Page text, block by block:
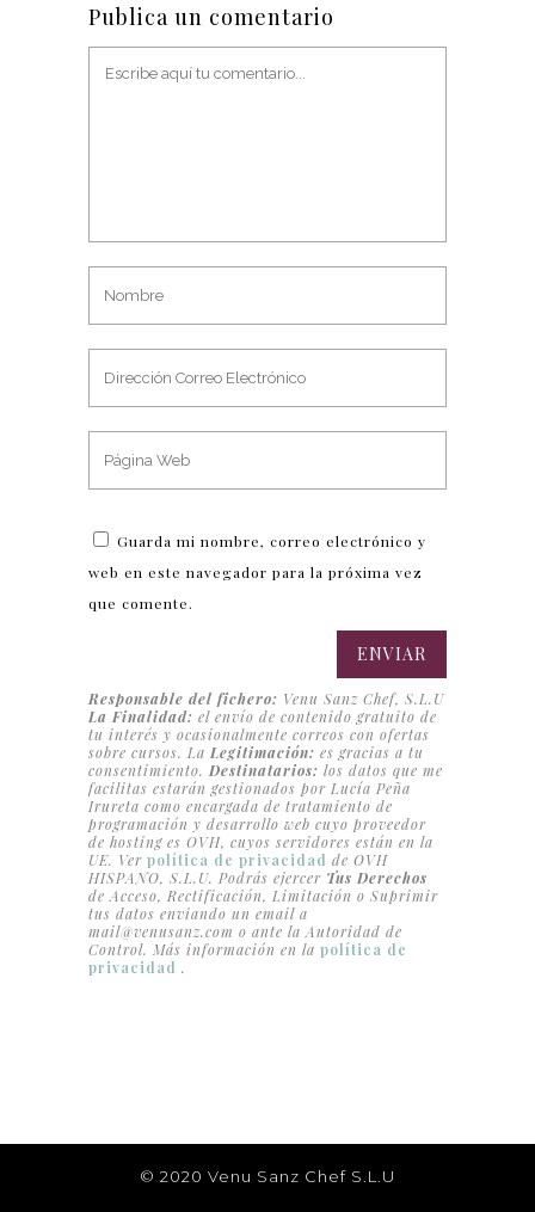
Publica un comentario
Guarda mi nombre, correo electrónico y
web en este navegador para la próxima vez
que comente.
Responsable del fichero: Venu Sanz Chef, S.L.U
La Finalidad: el envío de contenido gratuito de
tu interés y ocasionalmente correos con ofertas
sobre cursos. La Legitimación: es gracias a tu
consentimiento. Destinatarios: los datos que me
facilitas estarán gestionados por Lucía Peña
Irureta como encargada de tratamiento de
programación y desarrollo web cuyo proveedor
de hosting es OVH, cuyos servidores están en la
UE. Ver política de privacidad de OVH
HISPANO, S.L.U. Podrás ejercer Tus Derechos
de Acceso, Rectificación, Limitación o Suprimir
tus datos enviando un email a
mail@venusanz.com o ante la Autoridad de
Control. Más información en la política de
privacidad .
© 2020 Venu Sanz Chef S.L.U